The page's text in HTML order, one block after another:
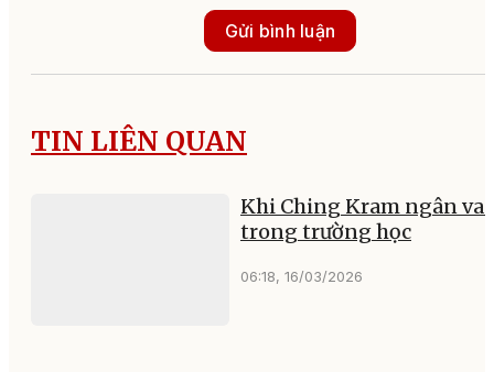
Gửi bình luận
TIN LIÊN QUAN
Khi Ching Kram ngân
trong trường học
06:18, 16/03/2026